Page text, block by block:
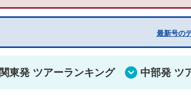
最新号の
関東発 ツアーランキング 中部発 ツ